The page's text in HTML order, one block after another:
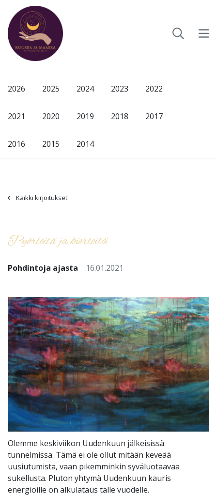
2026 2025 2024 2023 2022
2021 2020 2019 2018 2017
2016 2015 2014
Kaikki kirjoitukset
Pyörteitä ja kierteitä
Pohdintoja ajasta 16.01.2021
Olemme keskiviikon Uudenkuun jälkeisissä
tunnelmissa. Tämä ei ole ollut mitään keveää
uusiutumista, vaan pikemminkin syväluotaavaa
sukellusta. Pluton yhtymä Uudenkuun kauris
energioille on alkulataus tälle vuodelle.